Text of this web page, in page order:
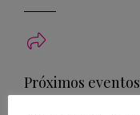
Próximos eventos